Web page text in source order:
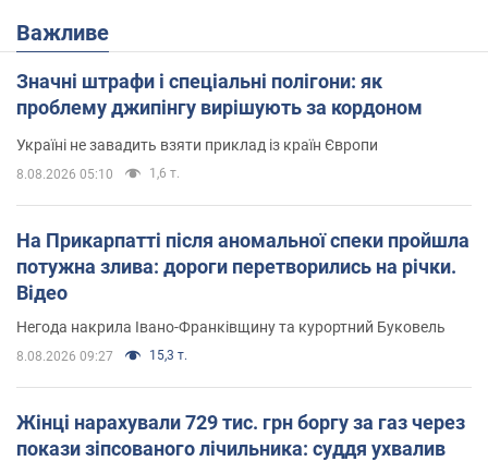
Важливе
Значні штрафи і спеціальні полігони: як
проблему джипінгу вирішують за кордоном
Україні не завадить взяти приклад із країн Європи
8.08.2026 05:10 1,6 т.
На Прикарпатті після аномальної спеки пройшла
потужна злива: дороги перетворились на річки.
Відео
Негода накрила Івано-Франківщину та курортний Буковель
8.08.2026 09:27 15,3 т.
Жінці нарахували 729 тис. грн боргу за газ через
покази зіпсованого лічильника: суддя ухвалив